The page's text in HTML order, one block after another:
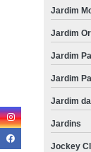
Jardim
Jardim
Jardim
Jardim
Jardim
Jardins
Jockey